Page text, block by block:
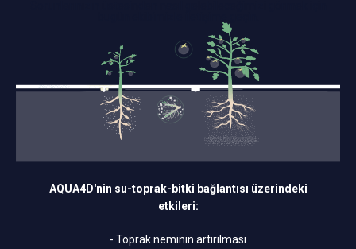
AQUA4D'nin su-toprak-bitki bağlantısı üzerindeki
etkileri:
- Toprak neminin artırılması